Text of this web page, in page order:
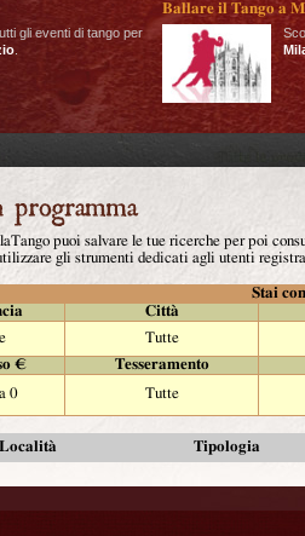
gli eventi di tango per
Ballare il Tango a
puoi salvare le tue ricerche per poi
gli strumenti dedicati agli utenti
Stai
Città
Tutte
€
Tesseramento
0 Tutte
Località Tipologia